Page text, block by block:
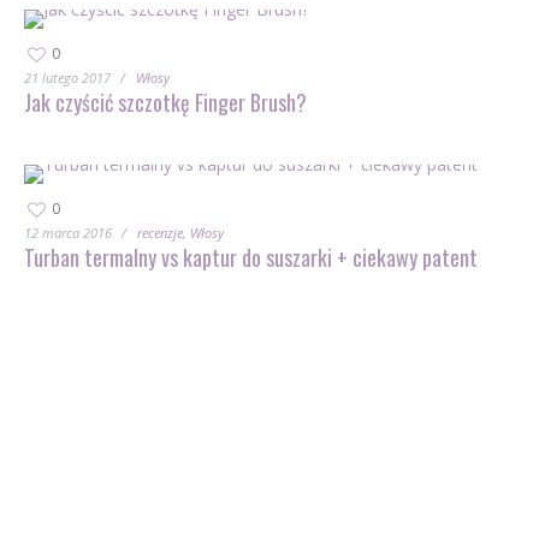
0
21 lutego 2017 Włosy
Jak czyścić szczotkę Finger Brush?
0
12 marca 2016 recenzje Włosy
Turban termalny vs kaptur do suszarki + ciekawy patent